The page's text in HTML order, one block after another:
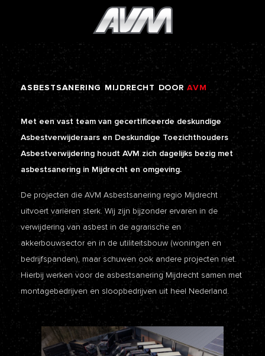
ASBESTSANERING MIJDRECHT DOOR AVM
Met een vast team van gecertificeerde deskundige
Asbestverwijderaars en Deskundige Toezichthouders
Asbestverwijdering houdt AVM zich dagelijks bezig met
asbestsanering in Mijdrecht en omgeving.
De projecten die AVM Asbestsanering regio Mijdrecht
uitvoert variëren sterk. Wij zijn bijzonder ervaren in de
verwijdering van asbest in de agrarische en
akkerbouwsector en in de utiliteitsbouw (woningen en
bedrijfspanden), maar schuwen ook andere projecten niet.
Hierbij werken voor de asbestsanering Mijdrecht samen met
montagebedrijven en sloopbedrijven uit heel Nederland.